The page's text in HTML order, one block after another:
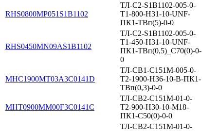
RHS0800MP051S1B1102
ТЛ-С2-S1B1102-005-0-
T1-800-НЗ1-10-UNF-
ПК1-ТВп(5)-0-0
RHS0450MN09AS1B1102
ТЛ-С2-S1B1102-005-0-
T1-450-НЗ1-10-UNF-
ПК1-ТВп(0,5)_C70(0)-0-
0
MHC1900MT03A3C0141D
ТЛ-СВ1-С151М-005-0-
Т2-1900-НЗ6-10-В-ПК1-
ТВп(0,3)-0-0
MHT0900MM00F3C0141C
ТЛ-СВ2-С151М-01-0-
Т2-900-НЗ0-10-М18-
ПК1-С50(0)-0-0
ТЛ-СВ2-С151М-01-0-